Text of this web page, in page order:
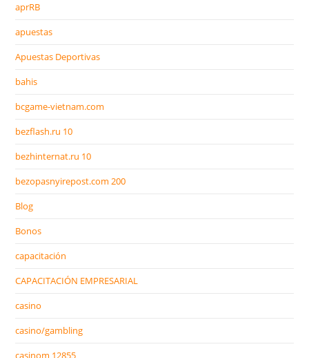
aprRB
apuestas
Apuestas Deportivas
bahis
bcgame-vietnam.com
bezflash.ru 10
bezhinternat.ru 10
bezopasnyirepost.com 200
Blog
Bonos
capacitación
CAPACITACIÓN EMPRESARIAL
casino
casino/gambling